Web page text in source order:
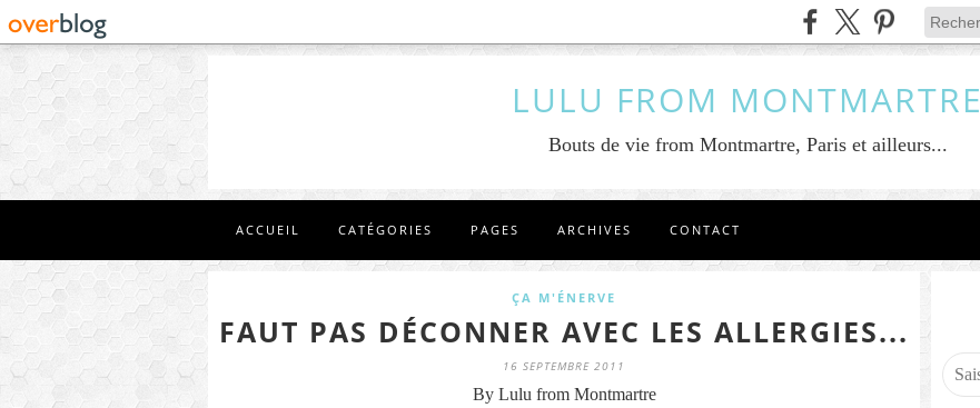
LULU FROM MONTMARTRE
Bouts de vie from Montmartre, Paris et ailleurs...
ACCUEIL CATÉGORIES PAGES ARCHIVES CONTACT
ÇA M'ÉNERVE
FAUT PAS DÉCONNER AVEC LES ALLERGIES...
16 SEPTEMBRE 2011
By Lulu from Montmartre